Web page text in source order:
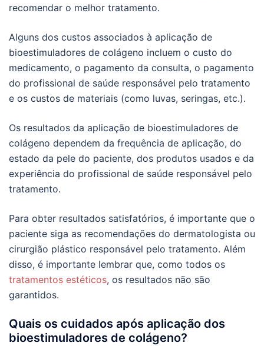
recomendar o melhor tratamento.
Alguns dos custos associados à aplicação de
bioestimuladores de colágeno incluem o custo do
medicamento, o pagamento da consulta, o pagamento
do profissional de saúde responsável pelo tratamento
e os custos de materiais (como luvas, seringas, etc.).
Os resultados da aplicação de bioestimuladores de
colágeno dependem da frequência de aplicação, do
estado da pele do paciente, dos produtos usados e da
experiência do profissional de saúde responsável pelo
tratamento.
Para obter resultados satisfatórios, é importante que o
paciente siga as recomendações do dermatologista ou
cirurgião plástico responsável pelo tratamento. Além
disso, é importante lembrar que, como todos os
tratamentos estéticos, os resultados não são
garantidos.
Quais os cuidados após aplicação dos
bioestimuladores de colágeno?